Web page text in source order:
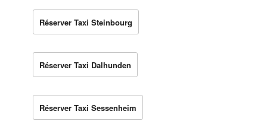
Réserver Taxi Steinbourg
Réserver Taxi Dalhunden
Réserver Taxi Sessenheim